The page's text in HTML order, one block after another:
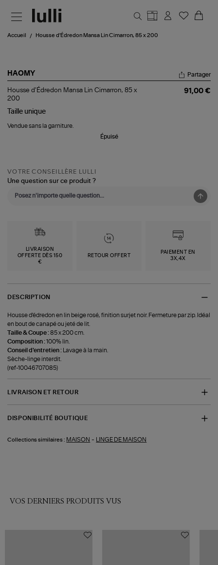
Accueil Housse d'Édredon Mansa Lin Cimarron, 85 x 200
HAOMY
Housse
d'Édredon
Lin
85
Partager
Housse d'Édredon Mansa Lin Cimarron, 85 x
200
91,00 €
Taille unique
Vendue sans la garniture.
Épuisé
VOTRE CONSEILLÈRE LULLI
Une question sur ce produit ?
LIVRAISON
OFFERTE DÈS 150
€
RETOUR OFFERT
PAIEMENT EN
3X,4X
DESCRIPTION
Housse d'édredon en lin beige rosé, finition surjet noir. Fermeture par zip. Idéal
en bout de canapé ou jeté de lit.
Taille & Coupe :85 x 200 cm.
Composition :100% lin.
Conseil d'entretien :
Lavage à la main.
Sèche-linge interdit.
(ref-10046707085)
LIVRAISON ET RETOUR
DISPONIBILITÉ BOUTIQUE
Collections similaires : MAISON - LINGE DE MAISON
VOS DERNIERS PRODUITS VUS